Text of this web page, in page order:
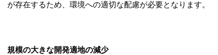
が存在するため、環境への適切な配慮が必要となります。
規模の大きな開発適地の減少